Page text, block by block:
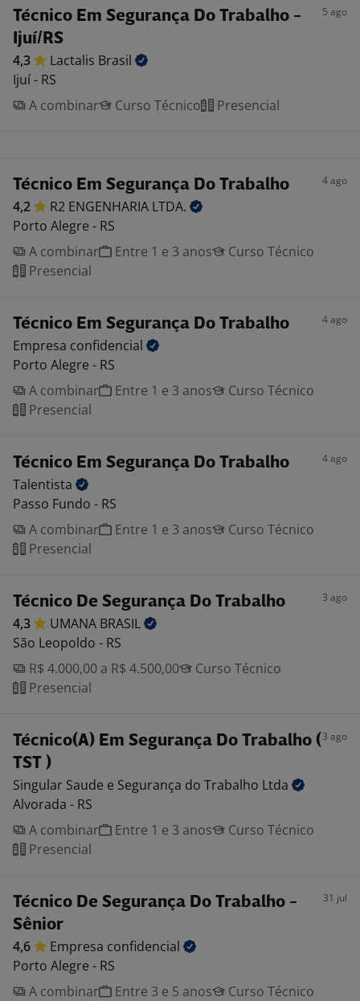
Técnico Em Segurança Do Trabalho -
Ijuí/RS
5 ago
4,3 Lactalis Brasil
Ijuí - RS
A combinar
Curso Técnico Presencial
Técnico Em Segurança Do Trabalho 4 ago
4,2 R2 ENGENHARIA LTDA.
Porto Alegre - RS
A combinar
Entre 1 e 3 anos
Curso Técnico
Presencial
Técnico Em Segurança Do Trabalho 4 ago
Empresa confidencial
Porto Alegre - RS
A combinar
Entre 1 e 3 anos
Curso Técnico
Presencial
Técnico Em Segurança Do Trabalho 4 ago
Talentista
Passo Fundo - RS
A combinar
Entre 1 e 3 anos
Curso Técnico
Presencial
Técnico De Segurança Do Trabalho 3 ago
4,3 UMANA BRASIL
São Leopoldo - RS
R$ 4.000,00 a R$ 4.500,00
Curso Técnico
Presencial
Técnico(A) Em Segurança Do Trabalho (
TST )
3 ago
Singular Saude e Segurança do Trabalho Ltda
Alvorada - RS
A combinar
Entre 1 e 3 anos
Curso Técnico
Presencial
Técnico De Segurança Do Trabalho -
Sênior
31 jul
4,6 Empresa confidencial
Porto Alegre - RS
A combinar
Entre 3 e 5 anos
Curso Técnico